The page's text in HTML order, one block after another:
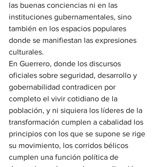
las buenas conciencias ni en las
instituciones gubernamentales, sino
también en los espacios populares
donde se manifiestan las expresiones
culturales.
En Guerrero, donde los discursos
oficiales sobre seguridad, desarrollo y
gobernabilidad contradicen por
completo el vivir cotidiano de la
población, y ni siquiera los líderes de la
transformación cumplen a cabalidad los
principios con los que se supone se rige
su movimiento, los corridos bélicos
cumplen una función política de